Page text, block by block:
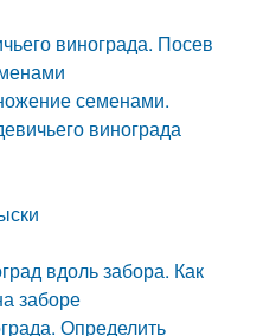
винограда. Посев
семенами.
винограда
вдоль забора. Как
заборе
Определить